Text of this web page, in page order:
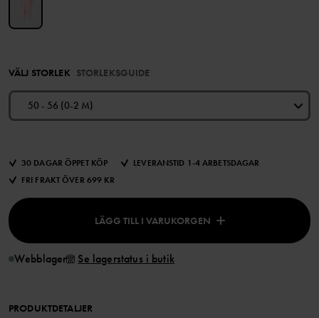
VÄLJ STORLEK STORLEKSGUIDE
50 - 56 (0-2 M)
30 DAGAR ÖPPET KÖP
LEVERANSTID 1-4 ARBETSDAGAR
FRI FRAKT ÖVER 699 KR
LÄGG TILL I VARUKORGEN
Webblager Se lagerstatus i butik
PRODUKTDETALJER